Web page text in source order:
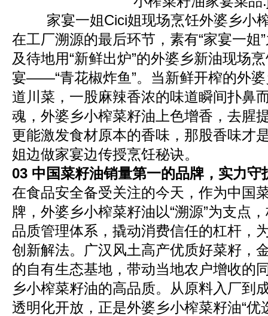
家宴一姐Cici姐现场烹饪外婆乡小
在工厂溯源的最后环节，素有“家宴一姐
及待地用“新鲜出炉”的外婆乡新油现场
宴——“青花椒炸鱼”。当新鲜开榨的外
道川菜，一股麻辣香浓的味道瞬间扑鼻
魂，外婆乡小榨菜籽油上色增香，去腥
更能激发食材原本的香味，那股香味才
姐边做家宴边传授烹饪秘诀。
03 中国菜籽油销量第一的品牌，实力守
在食品安全备受关注的今天，作为中国
牌，外婆乡小榨菜籽油以“溯源”为支点
品质管理体系，撬动消费信任的杠杆，
创新解法。广汉风土高产优质好菜籽，
的自有生态基地，带动当地农户增收的
乡小榨菜籽油的高品质。从原料入厂到
透明化开放，正是外婆乡小榨菜籽油“